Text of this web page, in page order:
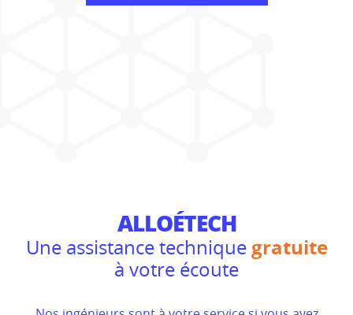
ALLOÉTECH
Une assistance technique gratuite
à votre écoute